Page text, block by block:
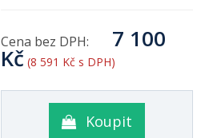
Cena bez DPH: 7 100
Kč (8 591 Kč s DPH)
Koupit